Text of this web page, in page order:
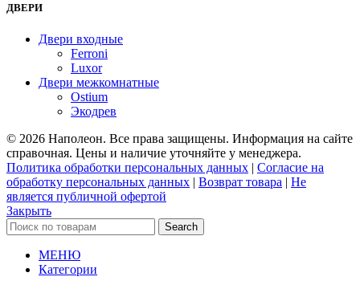
ДВЕРИ
Двери входные
Ferroni
Luxor
Двери межкомнатные
Ostium
Экодрев
© 2026 Наполеон. Все права защищены. Информация на сайте
справочная. Цены и наличие уточняйте у менеджера.
Политика обработки персональных данных | Согласие на
обработку персональных данных | Возврат товара | Не
является публичной офертой
Закрыть
Search
МЕНЮ
Категории